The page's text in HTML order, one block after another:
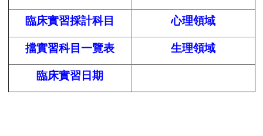
臨床實習採計科目 心理領域
擋實習科目一覽表 生理領域
臨床實習日期